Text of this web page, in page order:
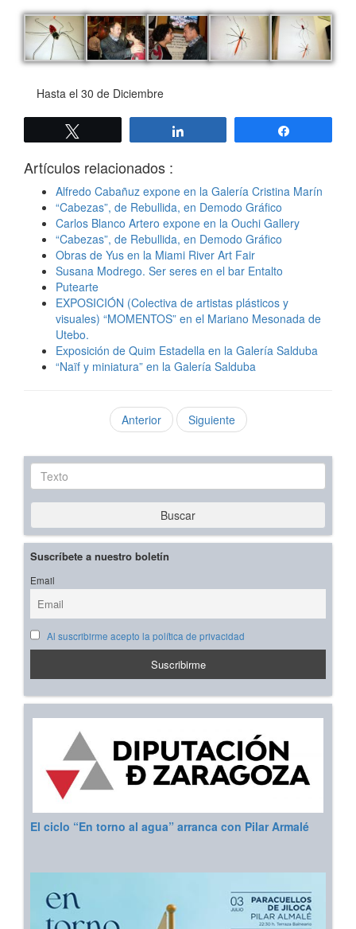
Hasta el 30 de Diciembre
Artículos relacionados :
Alfredo Cabañuz expone en la Galería Cristina Marín
“Cabezas”, de Rebullida, en Demodo Gráfico
Carlos Blanco Artero expone en la Ouchi Gallery
“Cabezas”, de Rebullida, en Demodo Gráfico
Obras de Yus en la Miami River Art Fair
Susana Modrego. Ser seres en el bar Entalto
Putearte
EXPOSICIÓN (Colectiva de artistas plásticos y
visuales) “MOMENTOS” en el Mariano Mesonada de
Utebo.
Exposición de Quim Estadella en la Galería Salduba
“Naïf y miniatura” en la Galería Salduba
Anterior Siguiente
Texto
Buscar
Suscríbete a nuestro boletín
Email
Al suscribirme acepto la política de privacidad
El ciclo “En torno al agua” arranca con Pilar Armalé